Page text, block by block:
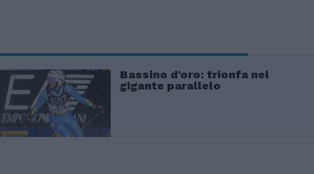
Bassino d'oro: trionfa nel
gigante parallelo